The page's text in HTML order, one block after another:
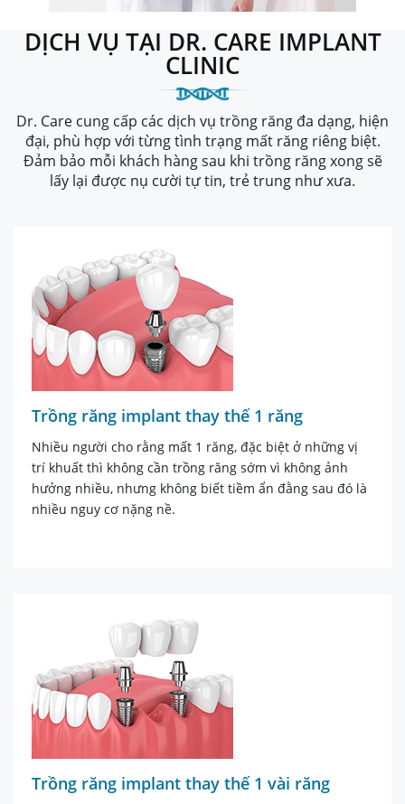
DỊCH VỤ TẠI DR. CARE IMPLANT
CLINIC
Dr. Care cung cấp các dịch vụ trồng răng đa dạng, hiện
đại, phù hợp với từng tình trạng mất răng riêng biệt.
Đảm bảo mỗi khách hàng sau khi trồng răng xong sẽ
lấy lại được nụ cười tự tin, trẻ trung như xưa.
Trồng răng implant thay thế 1 răng
Nhiều người cho rằng mất 1 răng, đặc biệt ở những vị
trí khuất thì không cần trồng răng sớm vì không ảnh
hưởng nhiều, nhưng không biết tiềm ẩn đằng sau đó là
nhiều nguy cơ nặng nề.
Trồng răng implant thay thế 1 vài răng